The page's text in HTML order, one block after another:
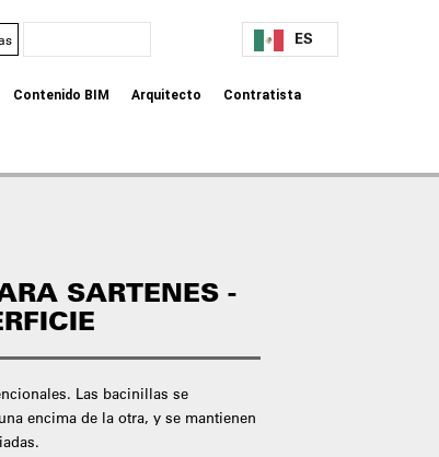
ES
Contenido BIM Arquitecto Contratista
SARTENES -
Las bacinillas se
encima de la otra, y se mantienen